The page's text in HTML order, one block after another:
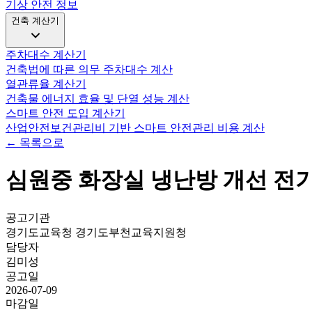
기상 안전 정보
건축 계산기
주차대수 계산기
건축법에 따른 의무 주차대수 계산
열관류율 계산기
건축물 에너지 효율 및 단열 성능 계산
스마트 안전 도입 계산기
산업안전보건관리비 기반 스마트 안전관리 비용 계산
← 목록으로
심원중 화장실 냉난방 개선 전
공고기관
경기도교육청 경기도부천교육지원청
담당자
김미성
공고일
2026-07-09
마감일